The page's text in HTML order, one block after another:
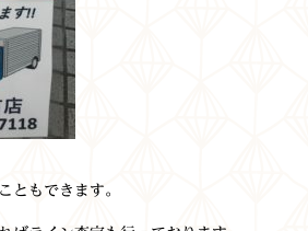
ともできます。